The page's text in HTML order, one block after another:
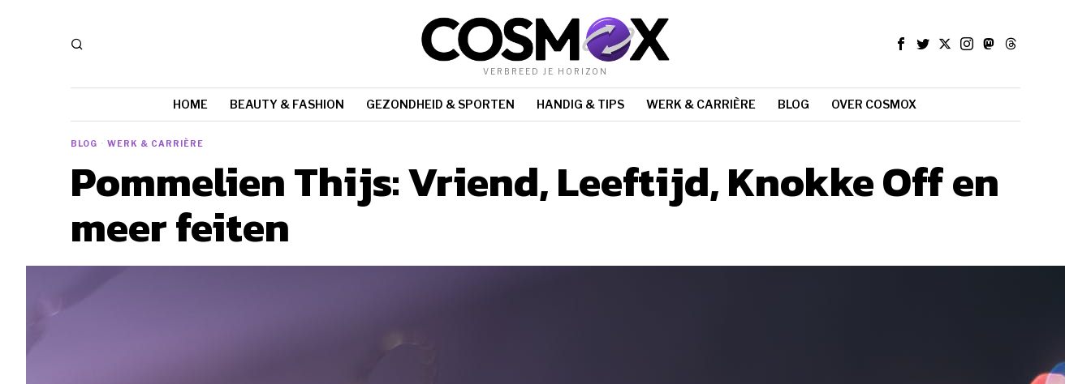
VERBREED JE HORIZON
HOME BEAUTY & FASHION GEZONDHEID & SPORTEN HANDIG & TIPS WERK & CARRIÈRE BLOG OVER COSMOX
BLOG · WERK & CARRIÈRE
Pommelien Thijs: Vriend, Leeftijd, Knokke Off en
meer feiten